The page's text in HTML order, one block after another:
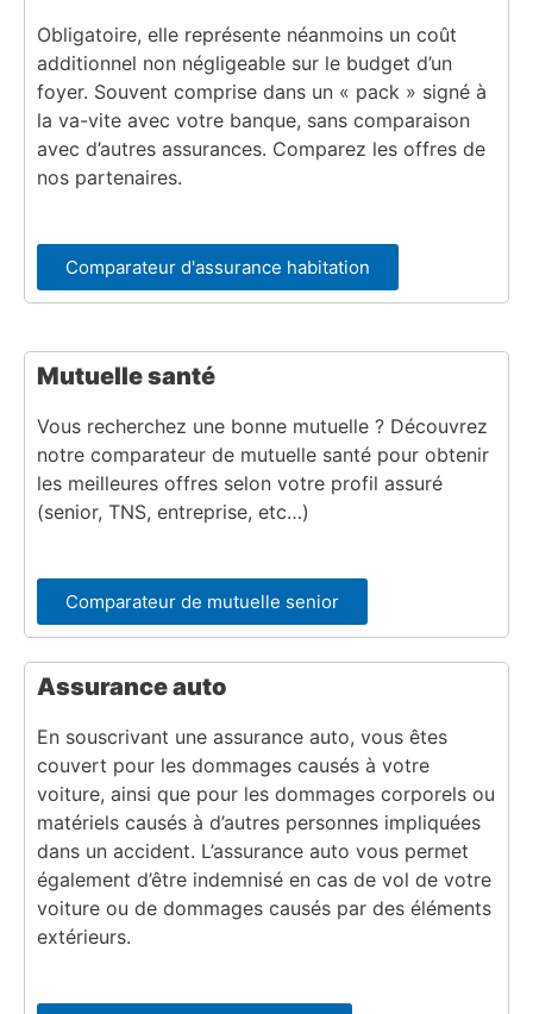
Obligatoire, elle représente néanmoins un coût
additionnel non négligeable sur le budget d’un
foyer. Souvent comprise dans un « pack » signé à
la va-vite avec votre banque, sans comparaison
avec d’autres assurances. Comparez les offres de
nos partenaires.
Comparateur d'assurance habitation
Mutuelle santé
Vous recherchez une bonne mutuelle ? Découvrez
notre comparateur de mutuelle santé pour obtenir
les meilleures offres selon votre profil assuré
(senior, TNS, entreprise, etc…)
Comparateur de mutuelle senior
Assurance auto
En souscrivant une assurance auto, vous êtes
couvert pour les dommages causés à votre
voiture, ainsi que pour les dommages corporels ou
matériels causés à d’autres personnes impliquées
dans un accident. L’assurance auto vous permet
également d’être indemnisé en cas de vol de votre
voiture ou de dommages causés par des éléments
extérieurs.